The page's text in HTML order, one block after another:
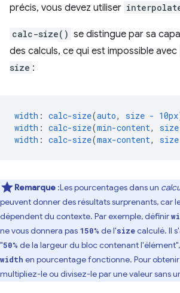
précis, vous devez utiliser
calc-size() se distingue par sa
des calculs, ce qui est impossible avec
size :
width : calc-size(auto, size - 10px
width : calc-size(min-content, size
width : calc-size(max-content, size
Remarque :Les pourcentages dans un
peuvent donner des résultats surprenants, car
dépendent du contexte. Par exemple, définir
ne vous donnera pas 150% de l'sizecalculé. Il
"50% de la largeur du bloc contenant
width en pourcentage fonctionne. Pour
multipliez-le ou divisez-le par une valeur sans